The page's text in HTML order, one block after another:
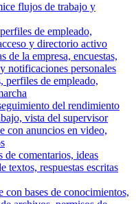
flujos de trabajo y
de empleado,
y directorio activo
de la empresa, encuestas,
notificaciones personales
perfiles de empleado,
del rendimiento
vista del supervisor
con anuncios en video,
de comentarios, ideas
textos, respuestas escritas
con bases de conocimientos,